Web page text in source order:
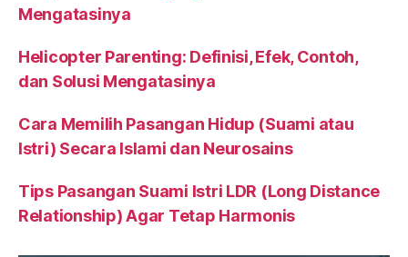
Mengatasinya
Helicopter Parenting: Definisi, Efek, Contoh,
dan Solusi Mengatasinya
Cara Memilih Pasangan Hidup (Suami atau
Istri) Secara Islami dan Neurosains
Tips Pasangan Suami Istri LDR (Long Distance
Relationship) Agar Tetap Harmonis